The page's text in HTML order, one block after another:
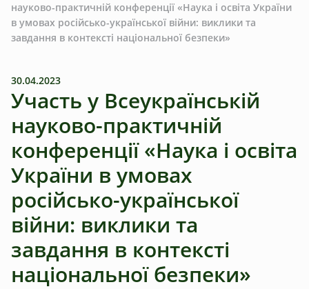
науково-практичній конференції «Наука і освіта України
в умовах російсько-української війни: виклики та
завдання в контексті національної безпеки»
30.04.2023
Участь у Всеукраїнській
науково-практичній
конференції «Наука і освіта
України в умовах
російсько-української
війни: виклики та
завдання в контексті
національної безпеки»